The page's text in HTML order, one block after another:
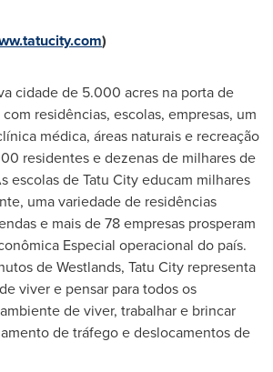
)
cidade de 5.000 acres na porta de
residências, escolas, empresas, um
médica, áreas naturais e recreação
residentes e dezenas de milhares de
escolas de Tatu City educam milhares
uma variedade de residências
e mais de 78 empresas prosperam
Especial operacional do país.
de Westlands, Tatu City representa
viver e pensar para todos os
de viver, trabalhar e brincar
de tráfego e deslocamentos de